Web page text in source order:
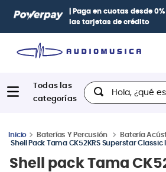
Paga conhasta 12 cuotas sin
Diners, BBVA e Interbank
Hola, ¿qué estas
Baterías Y Percusión Batería
Shell Pack Tama CK52KRS Superstar Classic
Shell pack Tama